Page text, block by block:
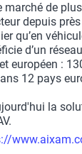
marché de
depuis
qu’en
d’un
européen :
12 pays
la